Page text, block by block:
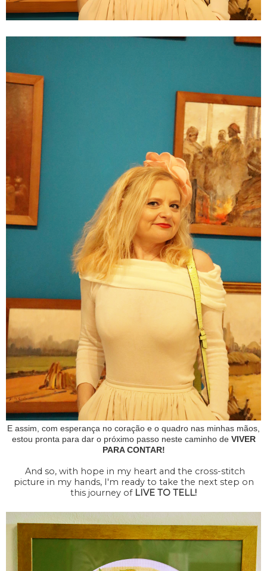
E assim, com esperança no coração e o quadro nas minhas mãos,
estou pronta para dar o próximo passo neste caminho de VIVER
PARA CONTAR!
And so, with hope in my heart and the cross-stitch
picture in my hands, I'm ready to take the next step on
this journey ofLIVE TO TELL!